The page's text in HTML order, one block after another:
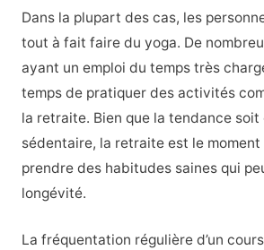
Dans la plupart des cas, les
tout à fait faire du yoga. De
ayant un emploi du temps très
temps de pratiquer des activités
la retraite. Bien que la tendance
sédentaire, la retraite est le
prendre des habitudes saines qui
longévité.
La fréquentation régulière d’un